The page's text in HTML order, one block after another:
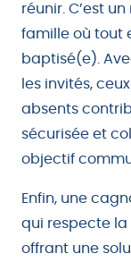
réunir. C’est
famille où tout
baptisé(e).
les invités,
absents
sécurisée et
objectif
Enfin, une
qui respecte
offrant une